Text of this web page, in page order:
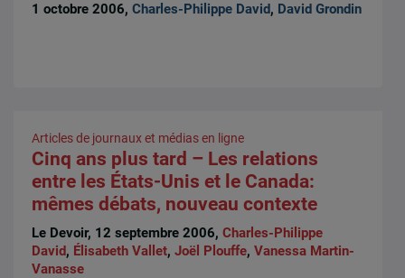
1 octobre 2006,Charles-Philippe David, David Grondin
Articles de journaux et médias en ligne
Cinq ans plus tard – Les relations
entre les États-Unis et le Canada:
mêmes débats, nouveau contexte
Le Devoir, 12 septembre 2006,Charles-Philippe
David, Élisabeth Vallet,Joël Plouffe,Vanessa Martin-
Vanasse